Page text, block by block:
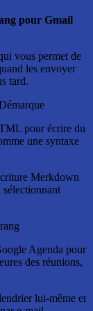
pour Gmail
vous permet de
les envoyer
tard.
pour écrire du
une syntaxe
Merkdown
Agenda pour
des réunions,
lui-même et